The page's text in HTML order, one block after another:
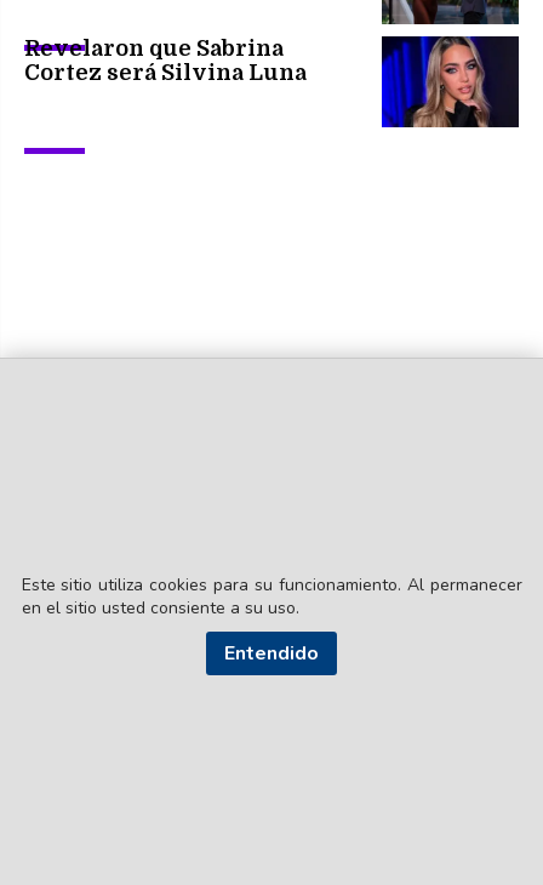
Revelaron que Sabrina
Cortez será Silvina Luna
Este sitio utiliza cookies para su funcionamiento. Al permanecer
en el sitio usted consiente a su uso.
Entendido